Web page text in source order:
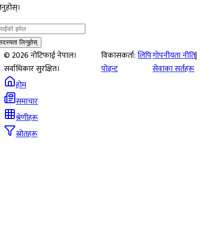
लिनुहोस्
©2026नोटिफाई नेपाल।
सर्वाधिकार सुरक्षित।
विकासकर्ता:लिपि
पोइन्ट
गोपनीयता नीति|
सेवाका सर्तहरू
होम
समाचार
श्रेणीहरू
स्रोतहरू